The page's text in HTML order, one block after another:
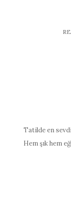
Tatilde en
Hem şık hem